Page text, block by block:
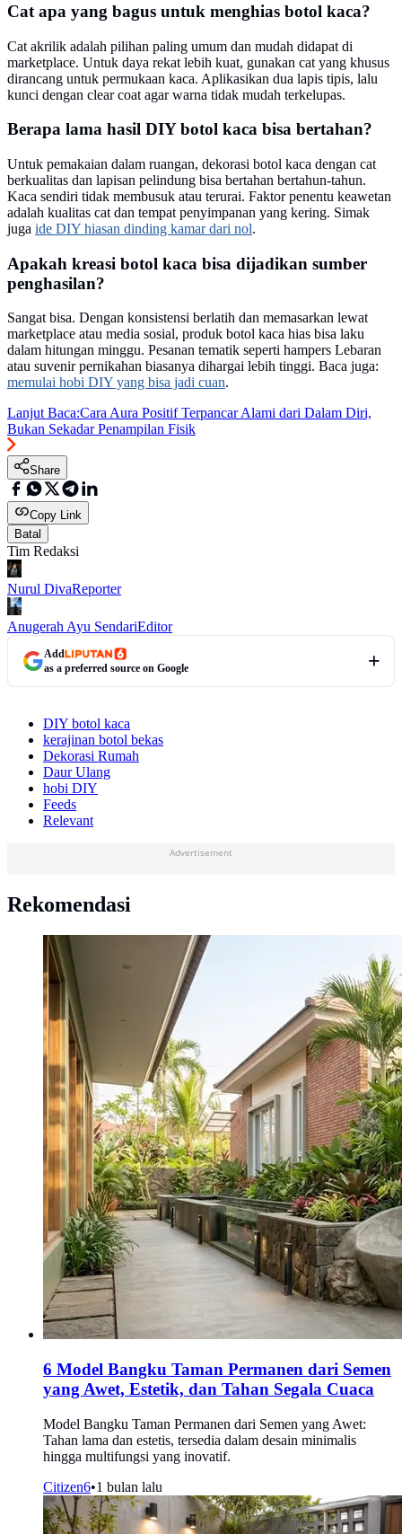
Cat apa yang bagus untuk menghias botol kaca?
Cat akrilik adalah pilihan paling umum dan mudah didapat di
marketplace. Untuk daya rekat lebih kuat, gunakan cat yang khusus
dirancang untuk permukaan kaca. Aplikasikan dua lapis tipis, lalu
kunci dengan clear coat agar warna tidak mudah terkelupas.
Berapa lama hasil DIY botol kaca bisa bertahan?
Untuk pemakaian dalam ruangan, dekorasi botol kaca dengan cat
berkualitas dan lapisan pelindung bisa bertahan bertahun-tahun.
Kaca sendiri tidak membusuk atau terurai. Faktor penentu keawetan
adalah kualitas cat dan tempat penyimpanan yang kering. Simak
juga ide DIY hiasan dinding kamar dari nol.
Apakah kreasi botol kaca bisa dijadikan sumber
penghasilan?
Sangat bisa. Dengan konsistensi berlatih dan memasarkan lewat
marketplace atau media sosial, produk botol kaca hias bisa laku
dalam hitungan minggu. Pesanan tematik seperti hampers Lebaran
atau suvenir pernikahan biasanya dihargai lebih tinggi. Baca juga:
memulai hobi DIY yang bisa jadi cuan.
Lanjut Baca:Cara Aura Positif Terpancar Alami dari Dalam Diri,
Bukan Sekadar Penampilan Fisik
Share
Copy Link
Batal
Tim Redaksi
Nurul DivaReporter
Anugerah Ayu SendariEditor
Add
as a preferred source on Google
DIY botol kaca
kerajinan botol bekas
Dekorasi Rumah
Daur Ulang
hobi DIY
Feeds
Relevant
Advertisement
Rekomendasi
6 Model Bangku Taman Permanen dari Semen
yang Awet, Estetik, dan Tahan Segala Cuaca
Model Bangku Taman Permanen dari Semen yang Awet:
Tahan lama dan estetis, tersedia dalam desain minimalis
hingga multifungsi yang inovatif.
Citizen6•1 bulan lalu